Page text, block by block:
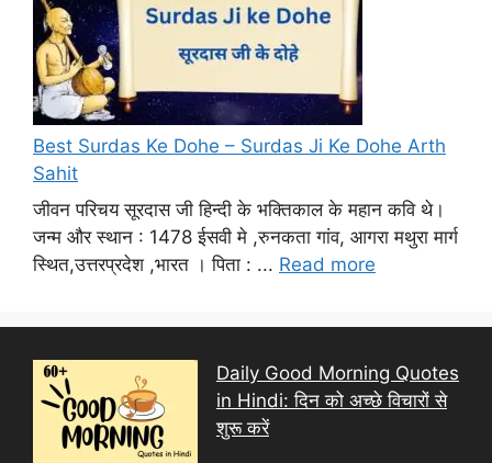
Best Surdas Ke Dohe – Surdas Ji Ke Dohe Arth
Sahit
जीवन परिचय सूरदास जी हिन्दी के भक्तिकाल के महान कवि थे।
जन्म और स्थान : 1478 ईसवी मे ,रुनकता गांव, आगरा मथुरा मार्ग
स्थित,उत्तरप्रदेश ,भारत । पिता : ... Read more
Daily Good Morning Quotes
in Hindi: दिन को अच्छे विचारों से
शुरू करें